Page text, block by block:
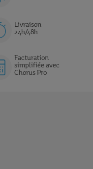
Livraison
24h/48h
Facturation
simplifiée avec
Chorus Pro